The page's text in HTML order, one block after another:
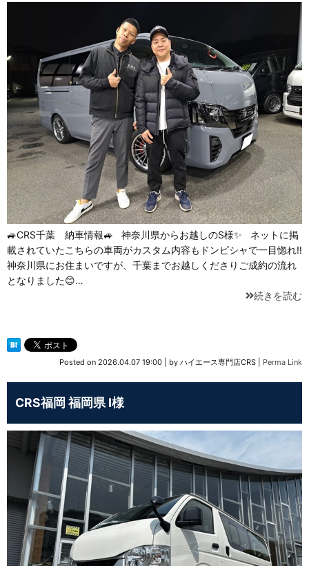
🚙CRS千葉 納車情報🚙 神奈川県からお越しのS様✨ ネットに掲
載されていたこちらの車両がカスタム内容もドンピシャで一目惚れ‼
神奈川県にお住まいですが、千葉までお越しくださりご成約の流れ
となりました😊…
続きを読む
Posted on 2026.04.07 19:00 by ハイエース専門店CRS Perma Link
CRS福岡 福岡県 I様